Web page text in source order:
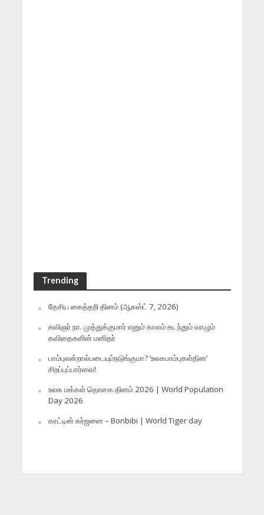
Trending
தேசிய கைத்தறி தினம் (ஆகஸ்ட் 7, 2026)
கவிஞர் நா. முத்துக்குமார் எனும் காலம் கடந்தும் வாழும்
கவிதைகளின் மனிதர்
பாம்புஎன்றால்படையும்நடுங்குமா? ‘உலகபாம்புகள்தின’
சிறப்புப்பார்வை!
உலக மக்கள் தொகை தினம் 2026 | World Population
Day 2026
காட்டின் கர்ஜனை – Bonbibi | World Tiger day